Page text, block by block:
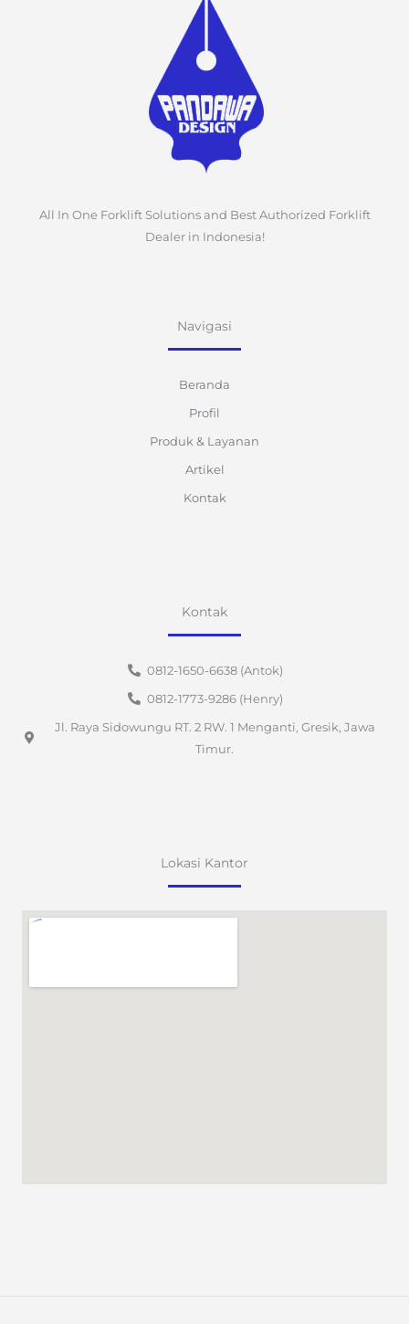
All In One Forklift Solutions and Best Authorized Forklift
Dealer in Indonesia!
Navigasi
Beranda
Profil
Produk & Layanan
Artikel
Kontak
Kontak
0812-1650-6638 (Antok)
0812-1773-9286 (Henry)
Jl. Raya Sidowungu RT. 2 RW. 1 Menganti, Gresik, Jawa
Timur.
Lokasi Kantor